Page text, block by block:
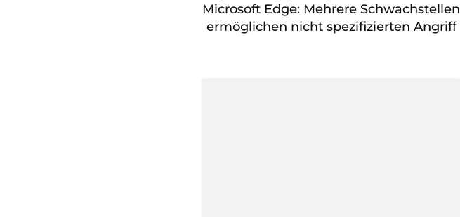
Microsoft Edge: Mehrere Schwachstellen
ermöglichen nicht spezifizierten Angriff